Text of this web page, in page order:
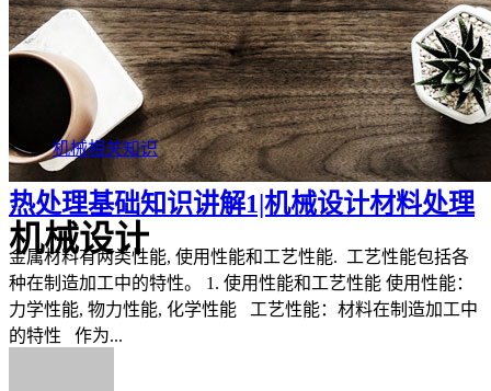
机械设计
机械相关知识
热处理基础知识讲解1|机械设计材料处理
金属材料有两类性能, 使用性能和工艺性能. 工艺性能包括各
种在制造加工中的特性。 1. 使用性能和工艺性能 使用性能：
力学性能, 物力性能, 化学性能 工艺性能：材料在制造加工中
的特性 作为...